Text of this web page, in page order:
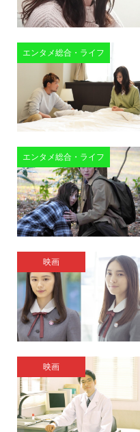
エンタメ総合・ライフ
エンタメ総合・ライフ
映画
映画